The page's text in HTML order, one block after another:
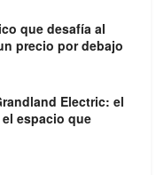
que desafía al
precio por debajo
Electric: el
espacio que